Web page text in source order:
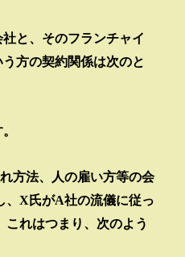
と、そのフランチャイ
う方の契約関係は次のと
方法、人の雇い方等の会
、X 氏がA社の流儀に従っ
れはつまり、次のよう